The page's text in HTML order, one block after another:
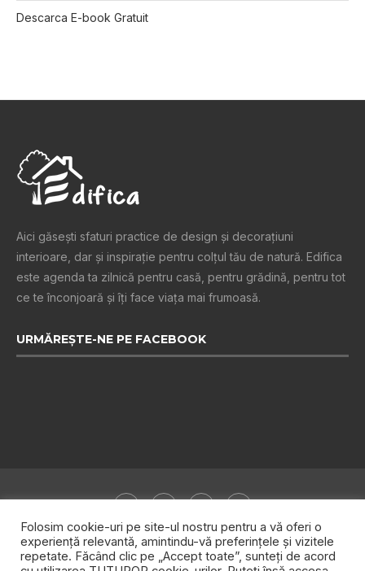
Descarca E-book Gratuit
Aici găsești sfaturi practice de design şi decoraţiuni
interioare, dar și inspiraţie pentru colţul tău de natură. Edifica
este agenda ta zilnică pentru casă, pentru grădină, pentru tot
ce te înconjoară şi îţi face viaţa mai frumoasă.
URMĂREȘTE-NE PE FACEBOOK
Despre noi Publicitate Politica de confidențialitate
Folosim cookie-uri pe site-ul nostru pentru a vă oferi o
experiență relevantă, amintindu-vă preferințele și vizitele
repetate. Făcând clic pe „Accept toate”, sunteți de acord